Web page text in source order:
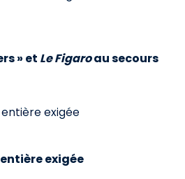
» et Le Figaroau secours
exigée